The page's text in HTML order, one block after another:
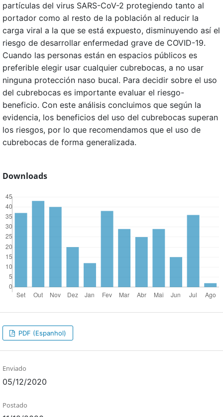
partículas del virus SARS-CoV-2 protegiendo tanto al
portador como al resto de la población al reducir la
carga viral a la que se está expuesto, disminuyendo así el
riesgo de desarrollar enfermedad grave de COVID-19.
Cuando las personas están en espacios públicos es
preferible elegir usar cualquier cubrebocas, a no usar
ninguna protección naso bucal. Para decidir sobre el uso
del cubrebocas es importante evaluar el riesgo-
beneficio. Con este análisis concluimos que según la
evidencia, los beneficios del uso del cubrebocas superan
los riesgos, por lo que recomendamos que el uso de
cubrebocas de forma generalizada.
Downloads
PDF (Espanhol)
Enviado
05/12/2020
Postado